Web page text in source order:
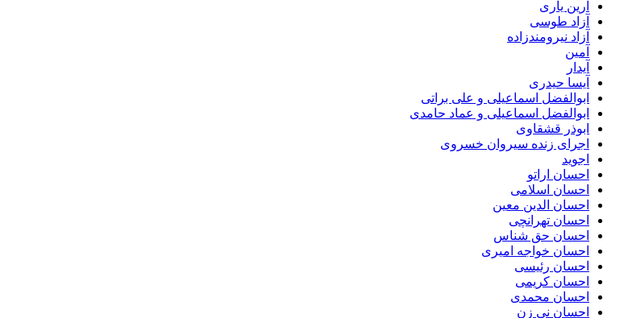
آرین یاری
آزاد طوسی
آزاد نیرومندزاده
آمین
آیدار
آیسا حیدری
ابوالفضل اسماعیلی و علی براتی
ابوالفضل اسماعیلی و عماد حامدی
ابوذر قشقاوی
اجرای زنده سیروان خسروی
اجوید
احسان اراتو
احسان اسلامی
احسان الدین معین
احسان تهرانچی
احسان حق شناس
احسان خواجه امیری
احسان رئیسی
احسان کریمی
احسان محمدی
احسان نی زن